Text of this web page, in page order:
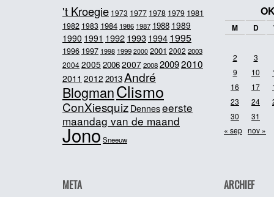
't Kroegie 1973 1977 1978 1979 1981
1982 1983 1984 1986 1987 1988 1989
1990 1991 19921993 1994 1995
1996 1997 1998 1999 2000 2001 2002 2003
20042005 20062007200820092010
2011 2012 2013André
BlogmanClismo
ConXiesquiz Denneseerste
maandag van de maand
JonoSneeuw
M D
2
3
9
10
16
17
23
24
30
31
« sep nov »
META ARCHIEF